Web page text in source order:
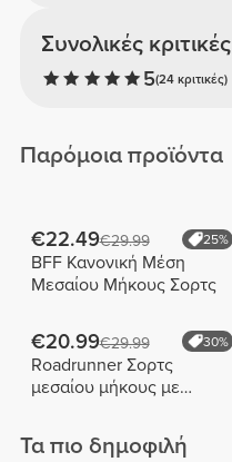
Συνολικές κριτικές
5(24 κριτικές)
Παρόμοια προϊόντα
€22.49€29.99 25%
BFF Κανονική Μέση
Μεσαίου Μήκους Σορτς
€20.99€29.99 30%
Roadrunner Σορτς
μεσαίου μήκους με
Τα πιο δημοφιλή